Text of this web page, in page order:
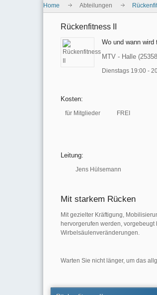
Home Abteilungen
Rückenfitness II
Wo und wann wird
MTV - Halle
Dienstags 19:00 -
Kosten:
für Mitglieder FREI
Leitung:
Jens Hülsemann
Mit starkem Rücken
Mit gezielter Kräftigung,
hervorgerufen werden,
Wirbelsäulenveränderungen.
Warten Sie nicht länger, um das